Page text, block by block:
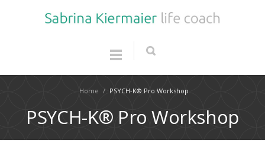
Home / PSYCH-K® Pro Workshop
PSYCH-K® Pro Workshop